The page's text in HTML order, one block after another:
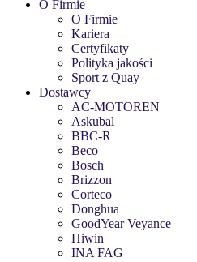
O Firmie
O Firmie
Kariera
Certyfikaty
Polityka jakości
Sport z Quay
Dostawcy
AC-MOTOREN
Askubal
BBC-R
Beco
Bosch
Brizzon
Corteco
Donghua
GoodYear Veyance
Hiwin
INA FAG